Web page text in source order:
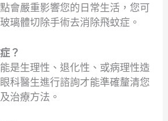
會嚴重影響您的日常生活，您可
璃體切除手術去消除飛蚊症。
？
是生理性、退化性、或病理性造
科醫生進行諮詢才能準確釐清您
治療方法。